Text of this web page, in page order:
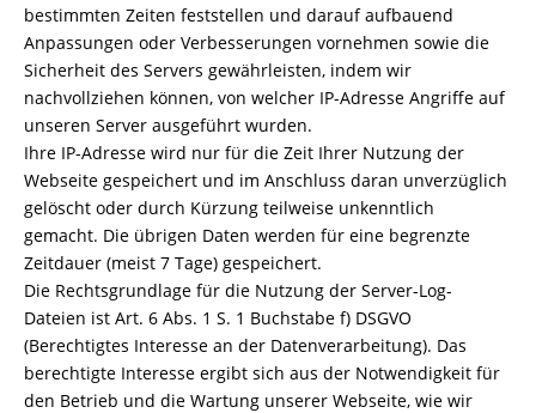
bestimmten Zeiten feststellen und darauf aufbauend
Anpassungen oder Verbesserungen vornehmen sowie die
Sicherheit des Servers gewährleisten, indem wir
nachvollziehen können, von welcher IP-Adresse Angriffe auf
unseren Server ausgeführt wurden.
Ihre IP-Adresse wird nur für die Zeit Ihrer Nutzung der
Webseite gespeichert und im Anschluss daran unverzüglich
gelöscht oder durch Kürzung teilweise unkenntlich
gemacht. Die übrigen Daten werden für eine begrenzte
Zeitdauer (meist 7 Tage) gespeichert.
Die Rechtsgrundlage für die Nutzung der Server-Log-
Dateien ist Art. 6 Abs. 1 S. 1 Buchstabe f) DSGVO
(Berechtigtes Interesse an der Datenverarbeitung). Das
berechtigte Interesse ergibt sich aus der Notwendigkeit für
den Betrieb und die Wartung unserer Webseite, wie wir